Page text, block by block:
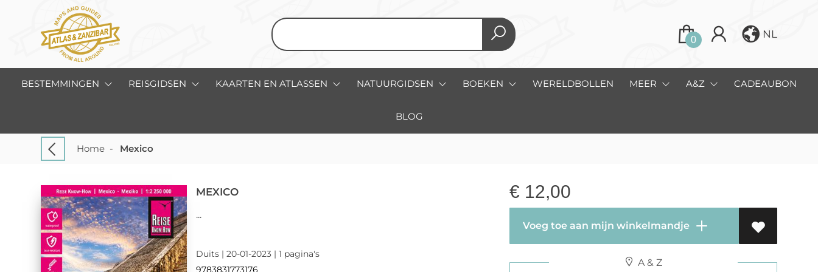
0 NL
BESTEMMINGEN REISGIDSEN KAARTEN EN ATLASSEN NATUURGIDSEN BOEKEN WERELDBOLLEN MEER A&Z CADEAUBON
BLOG
Home - Mexico
MEXICO
...
Duits | 20-01-2023 | 1 pagina's
9783831773176
€ 12,00
Voeg toe aan mijn winkelmandje
A & Z